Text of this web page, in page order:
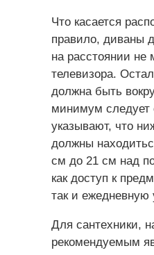
Что касается
правило, диваны
на расстоянии не
телевизора.
должна быть
минимум следует
указывают, что
должны
см до 21 см над
как доступ к
так и ежедневную
Для сантехники,
рекомендуемым